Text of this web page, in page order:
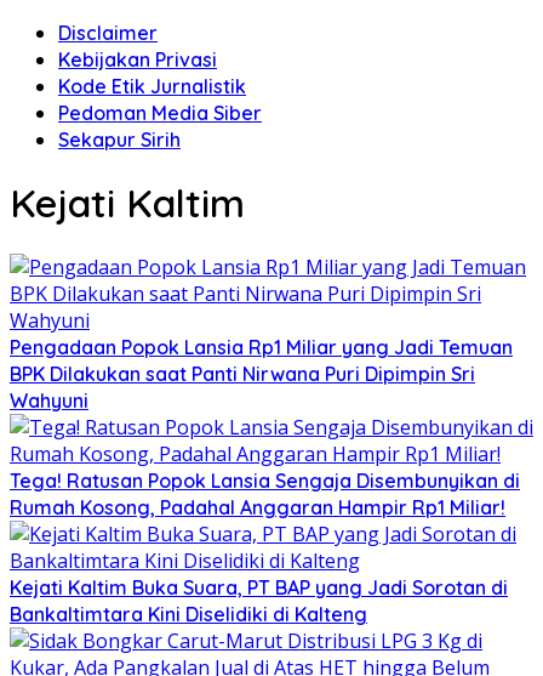
Disclaimer
Kebijakan Privasi
Kode Etik Jurnalistik
Pedoman Media Siber
Sekapur Sirih
Kejati Kaltim
Pengadaan Popok Lansia Rp1 Miliar yang Jadi Temuan
BPK Dilakukan saat Panti Nirwana Puri Dipimpin Sri
Wahyuni
Tega! Ratusan Popok Lansia Sengaja Disembunyikan di
Rumah Kosong, Padahal Anggaran Hampir Rp1 Miliar!
Kejati Kaltim Buka Suara, PT BAP yang Jadi Sorotan di
Bankaltimtara Kini Diselidiki di Kalteng